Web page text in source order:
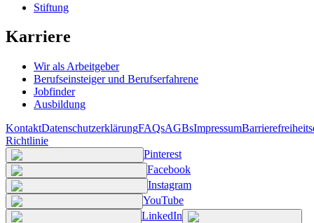
Stiftung
Karriere
Wir als Arbeitgeber
Berufseinsteiger und Berufserfahrene
Jobfinder
Ausbildung
KontaktDatenschutzerklärungFAQsAGBsImpressum
Richtlinie
Pinterest
Facebook
Instagram
YouTube
LinkedIn